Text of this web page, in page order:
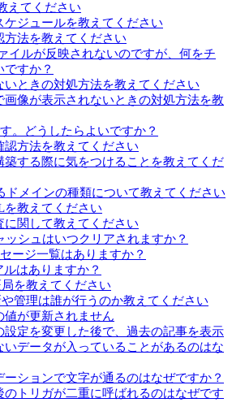
えてください
ケジュールを教えてください
方法を教えてください
イルが反映されないのですが、何をチ
ですか？
いときの対処方法を教えてください
画像が表示されないときの対処方法を教
。どうしたらよいですか？
認方法を教えてください
築する際に気をつけることを教えてくだ
ドメインの種類について教えてください
を教えてください
に関して教えてください
ッシュはいつクリアされますか？
ージ一覧はありますか？
ルはありますか？
を教えてください
管理は誰が行うのか教えてください
値が更新されません
設定を変更した後で、過去の記事を表示
いデータが入っていることがあるのはな
ションで文字が通るのはなぜですか？
のトリガが二重に呼ばれるのはなぜです